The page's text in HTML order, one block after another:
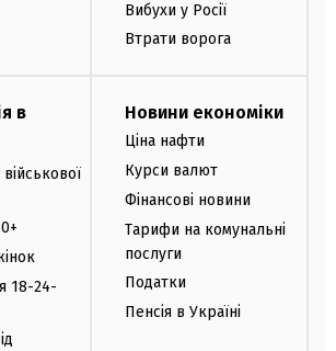
Вибухи у Росії
Втрати ворога
в
18-24-
Новини економіки
Ціна нафти
Курси валют
Фінансові новини
Тарифи на комунальні
послуги
Податки
Пенсія в Україні